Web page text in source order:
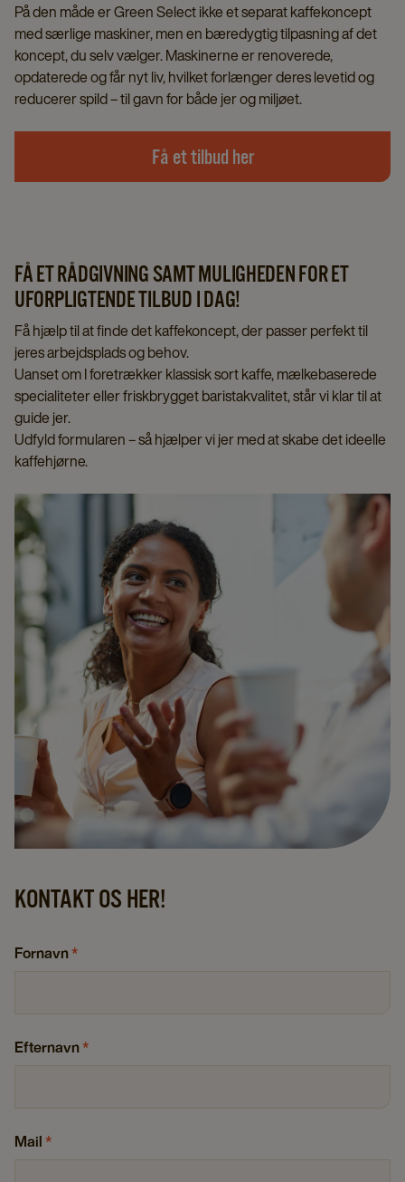
På den måde er Green Select ikke et separat kaffekoncept
med særlige maskiner, men en bæredygtig tilpasning af det
koncept, du selv vælger. Maskinerne er renoverede,
opdaterede og får nyt liv, hvilket forlænger deres levetid og
reducerer spild – til gavn for både jer og miljøet.
Få et tilbud her
FÅ ET RÅDGIVNING SAMT MULIGHEDEN FOR ET
UFORPLIGTENDE TILBUD I DAG!
Få hjælp til at finde det kaffekoncept, der passer perfekt til
jeres arbejdsplads og behov.
Uanset om I foretrækker klassisk sort kaffe, mælkebaserede
specialiteter eller friskbrygget baristakvalitet, står vi klar til at
guide jer.
Udfyld formularen – så hjælper vi jer med at skabe det ideelle
kaffehjørne.
KONTAKT OS HER!
Fornavn*
Efternavn*
Mail*